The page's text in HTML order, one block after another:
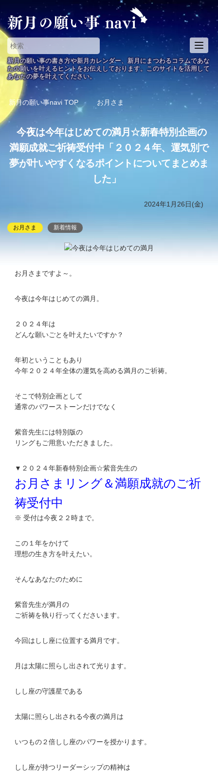
T
o
g
g
e
v
i
g
a
n
新月の願い事の書き方や新月カレンダー、新月にまつわるコラムであな
たの願いを叶えるヒントをお伝えしております。このサイトを活用して
あなたの夢を叶えてください。
新月の願い事navi TOP お月さま
今夜は今年はじめての満月☆新春特別企画の
満願成就ご祈祷受付中「２０２４年、運気別で
夢が叶いやすくなるポイントについてまとめま
した」
2024年1月26日(金)
お月さま 新着情報
お月さまですよ～。
今夜は今年はじめての満月。
２０２４年は
どんな願いごとを叶えたいですか？
年初ということもあり
今年２０２４年全体の運気を高める満月のご祈祷。
そこで特別企画として
通常のパワーストーンだけでなく
紫音先生には特別版の
リングもご用意いただきました。
▼２０２４年新春特別企画☆紫音先生の
お月さまリング＆満願成就のご祈
祷受付中
※ 受付は今夜２２時まで。
この１年をかけて
理想の生き方を叶えたい。
そんなあなたのために
紫音先生が満月の
ご祈祷を執り行ってくださいます。
今回はしし座に位置する満月です。
月は太陽に照らし出されて光ります。
しし座の守護星である
太陽に照らし出される今夜の満月は
いつもの２倍しし座のパワーを授かります。
しし座が持つリーダーシップの精神は